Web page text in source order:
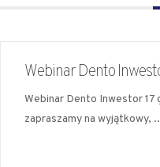
Webinar Dento
Webinar Dento Inwestor
zapraszamy na wyjątkowy,